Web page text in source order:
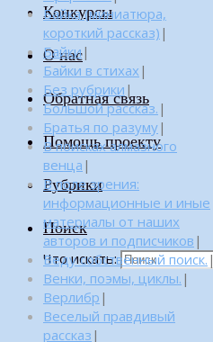
Конкурсы
О нас
Обратная связь
Помощь проекту
Рубрики
Поиск
Что искать:
Байка (миниатюра,
короткий рассказ) |
Байки|
Байки в стихах |
Без рубрики |
Большой рассказ. |
Братья по разуму|
В поисках алмазного
венца |
В поле зрения:
информационные и иные
материалы от наших
авторов и подписчиков |
Веду собственный поиск. |
Венки, поэмы, циклы. |
Верлибр |
Веселый правдивый
рассказ |